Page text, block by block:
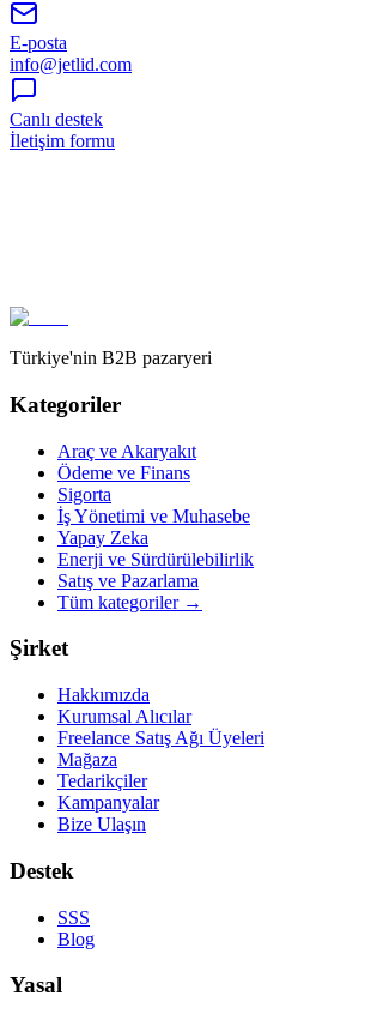
E-posta
info@jetlid.com
Canlı destek
İletişim formu
Türkiye'nin B2B pazaryeri
Kategoriler
Araç ve Akaryakıt
Ödeme ve Finans
Sigorta
İş Yönetimi ve Muhasebe
Yapay Zeka
Enerji ve Sürdürülebilirlik
Satış ve Pazarlama
Tüm kategoriler→
Şirket
Hakkımızda
Kurumsal Alıcılar
Freelance Satış Ağı Üyeleri
Mağaza
Tedarikçiler
Kampanyalar
Bize Ulaşın
Destek
SSS
Blog
Yasal